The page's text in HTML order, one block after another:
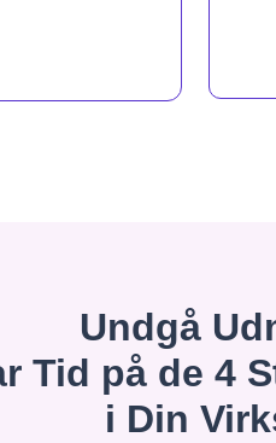
Undgå
Tid på de 4
i Din